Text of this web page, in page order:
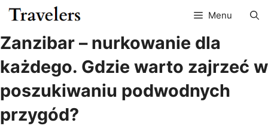
Przejdź
do
treści
Menu
Zanzibar – nurkowanie dla
każdego. Gdzie warto zajrzeć w
poszukiwaniu podwodnych
przygód?